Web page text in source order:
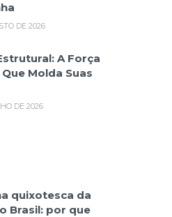
DE 2026
A Força
Molda Suas
DE 2026
quixotesca da
Brasil: por que